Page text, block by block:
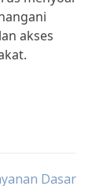
akses
Dasar